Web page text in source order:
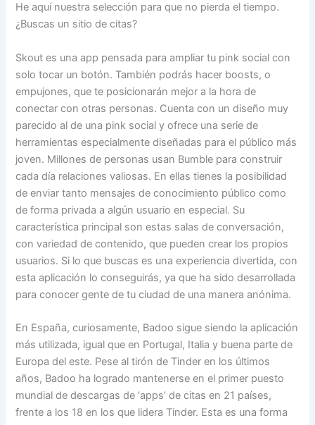
He aquí nuestra selección para que no pierda el tiempo.
¿Buscas un sitio de citas?
Skout es una app pensada para ampliar tu pink social con
solo tocar un botón. También podrás hacer boosts, o
empujones, que te posicionarán mejor a la hora de
conectar con otras personas. Cuenta con un diseño muy
parecido al de una pink social y ofrece una serie de
herramientas especialmente diseñadas para el público más
joven. Millones de personas usan Bumble para construir
cada día relaciones valiosas. En ellas tienes la posibilidad
de enviar tanto mensajes de conocimiento público como
de forma privada a algún usuario en especial. Su
característica principal son estas salas de conversación,
con variedad de contenido, que pueden crear los propios
usuarios. Si lo que buscas es una experiencia divertida, con
esta aplicación lo conseguirás, ya que ha sido desarrollada
para conocer gente de tu ciudad de una manera anónima.
En España, curiosamente, Badoo sigue siendo la aplicación
más utilizada, igual que en Portugal, Italia y buena parte de
Europa del este. Pese al tirón de Tinder en los últimos
años, Badoo ha logrado mantenerse en el primer puesto
mundial de descargas de ‘apps’ de citas en 21 países,
frente a los 18 en los que lidera Tinder. Esta es una forma